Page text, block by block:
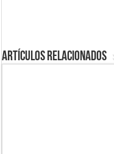
Artículos Relacionados